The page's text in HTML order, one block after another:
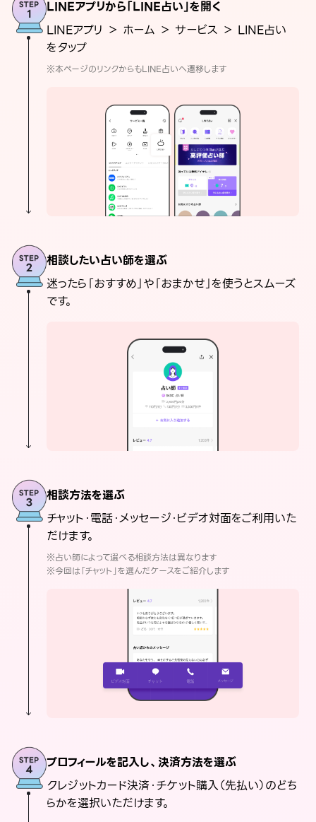
LINEアプリから「LINE占い」を開く
LINEアプリ ＞ ホーム ＞ サービス ＞ LINE占い
をタップ
※本ページのリンクからもLINE占いへ遷移します
相談したい占い師を選ぶ
迷ったら「おすすめ」や「おまかせ」を使うとスムーズ
です。
相談方法を選ぶ
チャット・電話・メッセージ・ビデオ対面をご利用いた
だけます。
※占い師によって選べる相談方法は異なります
※今回は「チャット」を選んだケースをご紹介します
プロフィールを記入し、決済方法を選ぶ
クレジットカード決済・チケット購入（先払い）のどち
らかを選択いただけます。